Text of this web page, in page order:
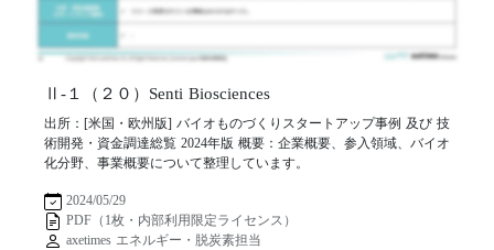
Ⅱ-１（２０）Senti Biosciences
出所：[米国・欧州版] バイオものづくりスタートアップ事例 及び 技
術開発・資金調達総覧 2024年版 概要：企業概要、参入領域、バイオ
化分野、事業概要について整理しています。
2024/05/29
PDF（1枚・内部利用限定ライセンス）
axetimes エネルギー・脱炭素担当